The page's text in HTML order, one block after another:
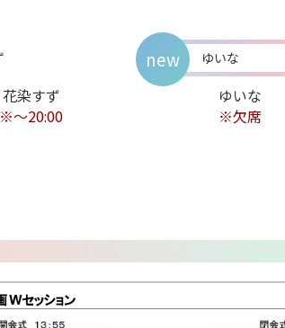
花染すず
※～20:00
ゆいな
※欠席
new